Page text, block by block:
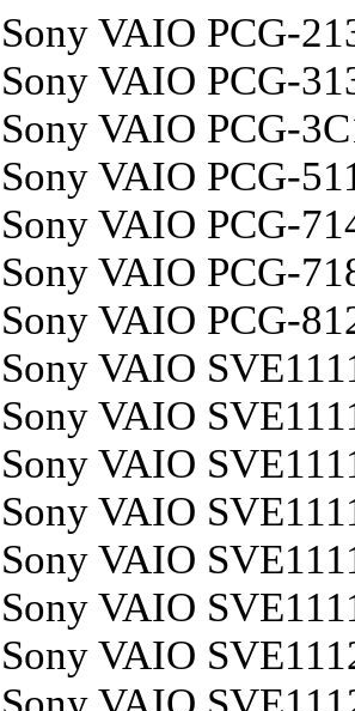
Sony VAIO PCG-
Sony VAIO PCG-
Sony VAIO PCG-
Sony VAIO PCG-
Sony VAIO PCG-
Sony VAIO PCG-
Sony VAIO PCG-
Sony VAIO
Sony VAIO
Sony VAIO
Sony VAIO
Sony VAIO
Sony VAIO
Sony VAIO